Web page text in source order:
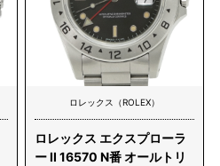
ロレックス（ROLEX）
ロレックス エクスプローラ
ー II 16570 N番 オールトリ